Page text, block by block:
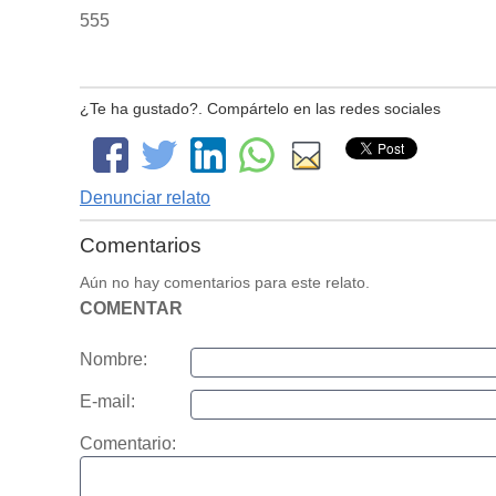
555
¿Te ha gustado?. Compártelo en las redes sociales
Denunciar relato
Comentarios
Aún no hay comentarios para este relato.
COMENTAR
Nombre:
E-mail:
Comentario: